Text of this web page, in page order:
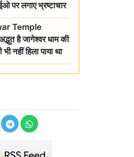
पर लगाए भ्रष्टाचार
Temple
है जागेश्वर धाम की
भी नहीं हिला पाया था
क्या है इसका